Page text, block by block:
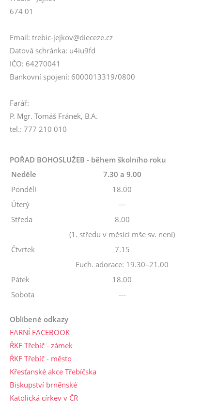
674 01
Email: trebic-jejkov@dieceze.cz
Datová schránka: u4iu9fd
IČO: 64270041
Bankovní spojení: 6000013319/0800
Farář:
P. Mgr. Tomáš Fránek, B.A.
tel.: 777 210 010
POŘAD BOHOSLUŽEB - během školního roku
Neděle
7.30 a 9.00
Pondělí
18.00
Úterý
---
Středa
8.00
(1. středu v měsíci mše sv. není)
Čtvrtek
7.15
Euch. adorace: 19.30–21.00
Pátek
18.00
Sobota
---
Oblíbené odkazy
FARNÍ FACEBOOK
ŘKF Třebíč - zámek
ŘKF Třebíč - město
Křesťanské akce Třebíčska
Biskupství brněnské
Katolická církev v ČR